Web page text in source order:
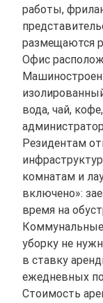
работы,
размещаются
Офис
вода, чай,
Резидентам
комнатам и
включено»:
время на
Коммунальные
уборку не
в ставку
ежедневных
Стоимость